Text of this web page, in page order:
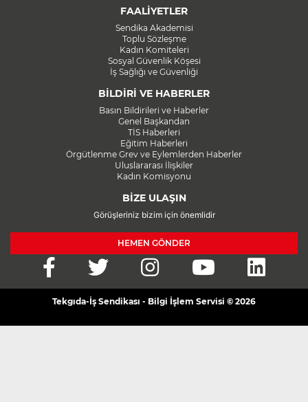
FAALİYETLER
Sendika Akademisi
Toplu Sözleşme
Kadın Komiteleri
Sosyal Güvenlik Köşesi
İş Sağlığı ve Güvenliği
BİLDİRİ VE HABERLER
Basın Bildirileri ve Haberler
Genel Başkandan
TİS Haberleri
Eğitim Haberleri
Örgütlenme Grev ve Eylemlerden Haberler
Uluslararası İlişkiler
Kadın Komisyonu
BİZE ULAŞIN
Görüşleriniz bizim için önemlidir
HEMEN GÖNDER
Tekgıda-İş Sendikası - Bilgi İşlem Servisi © 2026